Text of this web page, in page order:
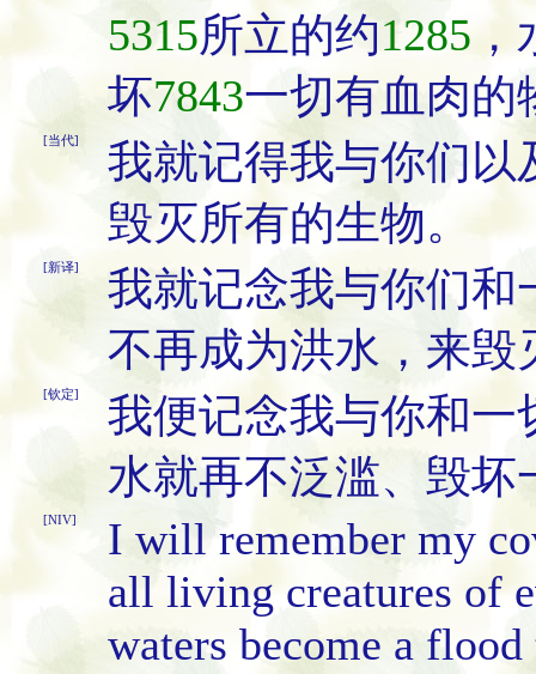
5315所立的约1285，
坏7843一切有血肉的
[当代]
我就记得我与你们以
毁灭所有的生物。
[新译]
我就记念我与你们和
不再成为洪水，来毁
[钦定]
我便记念我与你和一
水就再不泛滥、毁坏
[NIV]
I will remember my
all living creatures of
waters become a